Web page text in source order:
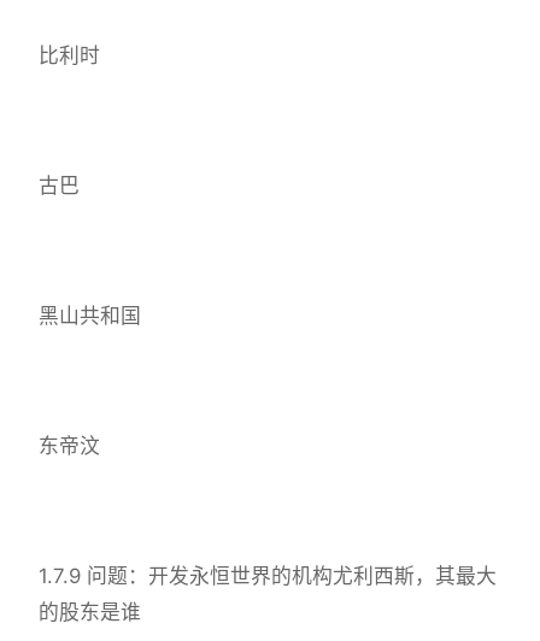
比利时
古巴
黑山共和国
东帝汶
1.7.9 问题：开发永恒世界的机构尤利西斯，其最大
的股东是谁